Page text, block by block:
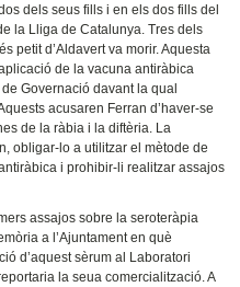
dels seus fills i en els dos fills del
la Lliga de Catalunya. Tres dels
petit d’Aldavert va morir. Aquesta
de la vacuna antiràbica
Governació davant la qual
acusaren Ferran d’haver-se
de la ràbia i la diftèria. La
obligar-lo a utilitzar el mètode de
i prohibir-li realitzar assajos
assajos sobre la seroteràpia
a l’Ajuntament en què
d’aquest sèrum al Laboratori
la seua comercialització. A